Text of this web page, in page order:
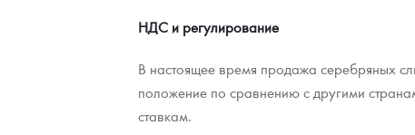
НДС и регулирование
В настоящее время продажа серебряных
положение по сравнению с другими
ставкам.